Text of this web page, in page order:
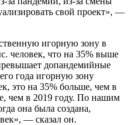
свой проект», —
игорную зону в
человек, что на 35% выше
допандемийные
года игорную зону
это на 35% больше, чем в
чем в 2019 году. По нашим
она была создана,
— сказал он.